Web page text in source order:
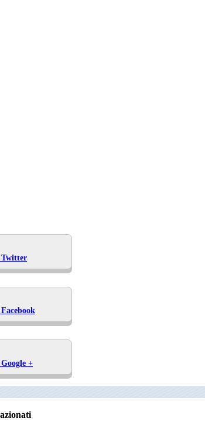
Twitter
+